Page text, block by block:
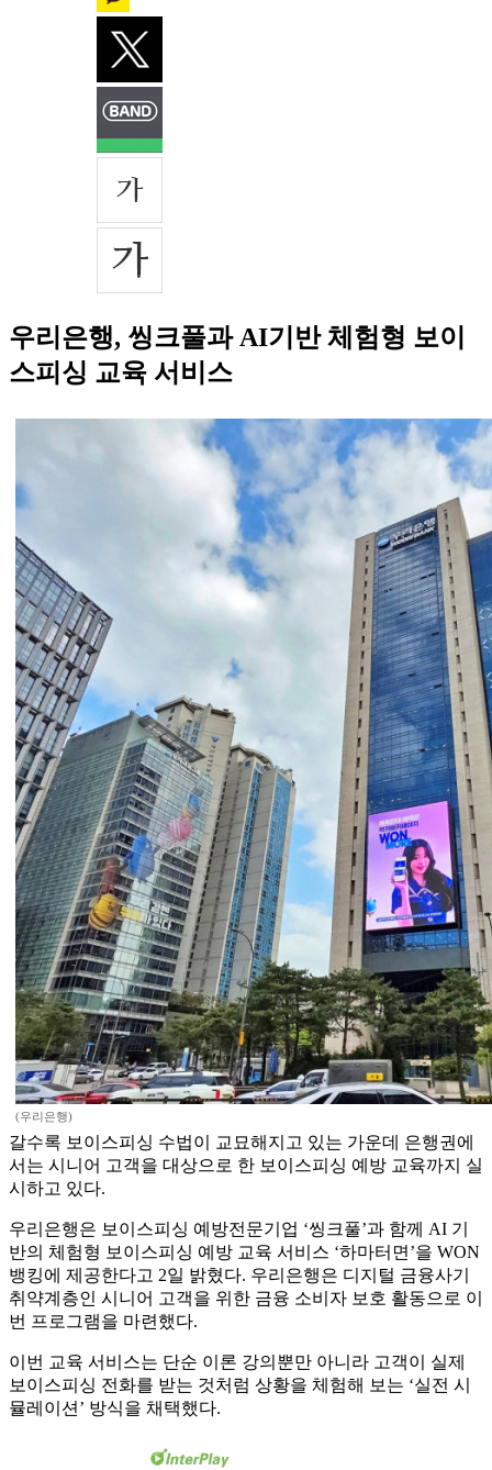
우리은행, 씽크풀과 AI기반 체험형 보이
스피싱 교육 서비스
(우리은행)
갈수록 보이스피싱 수법이 교묘해지고 있는 가운데 은행권에
서는 시니어 고객을 대상으로 한 보이스피싱 예방 교육까지 실
시하고 있다.
우리은행은 보이스피싱 예방전문기업 ‘씽크풀’과 함께 AI 기
반의 체험형 보이스피싱 예방 교육 서비스 ‘하마터면’을 WON
뱅킹에 제공한다고 2일 밝혔다. 우리은행은 디지털 금융사기
취약계층인 시니어 고객을 위한 금융 소비자 보호 활동으로 이
번 프로그램을 마련했다.
이번 교육 서비스는 단순 이론 강의뿐만 아니라 고객이 실제
보이스피싱 전화를 받는 것처럼 상황을 체험해 보는 ‘실전 시
뮬레이션’ 방식을 채택했다.